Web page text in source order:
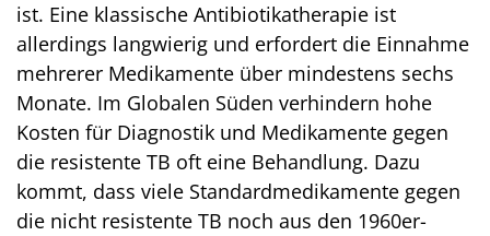
ist. Eine klassische Antibiotikatherapie ist
allerdings langwierig und erfordert die Einnahme
mehrerer Medikamente über mindestens sechs
Monate. Im Globalen Süden verhindern hohe
Kosten für Diagnostik und Medikamente gegen
die resistente TB oft eine Behandlung. Dazu
kommt, dass viele Standardmedikamente gegen
die nicht resistente TB noch aus den 1960er-